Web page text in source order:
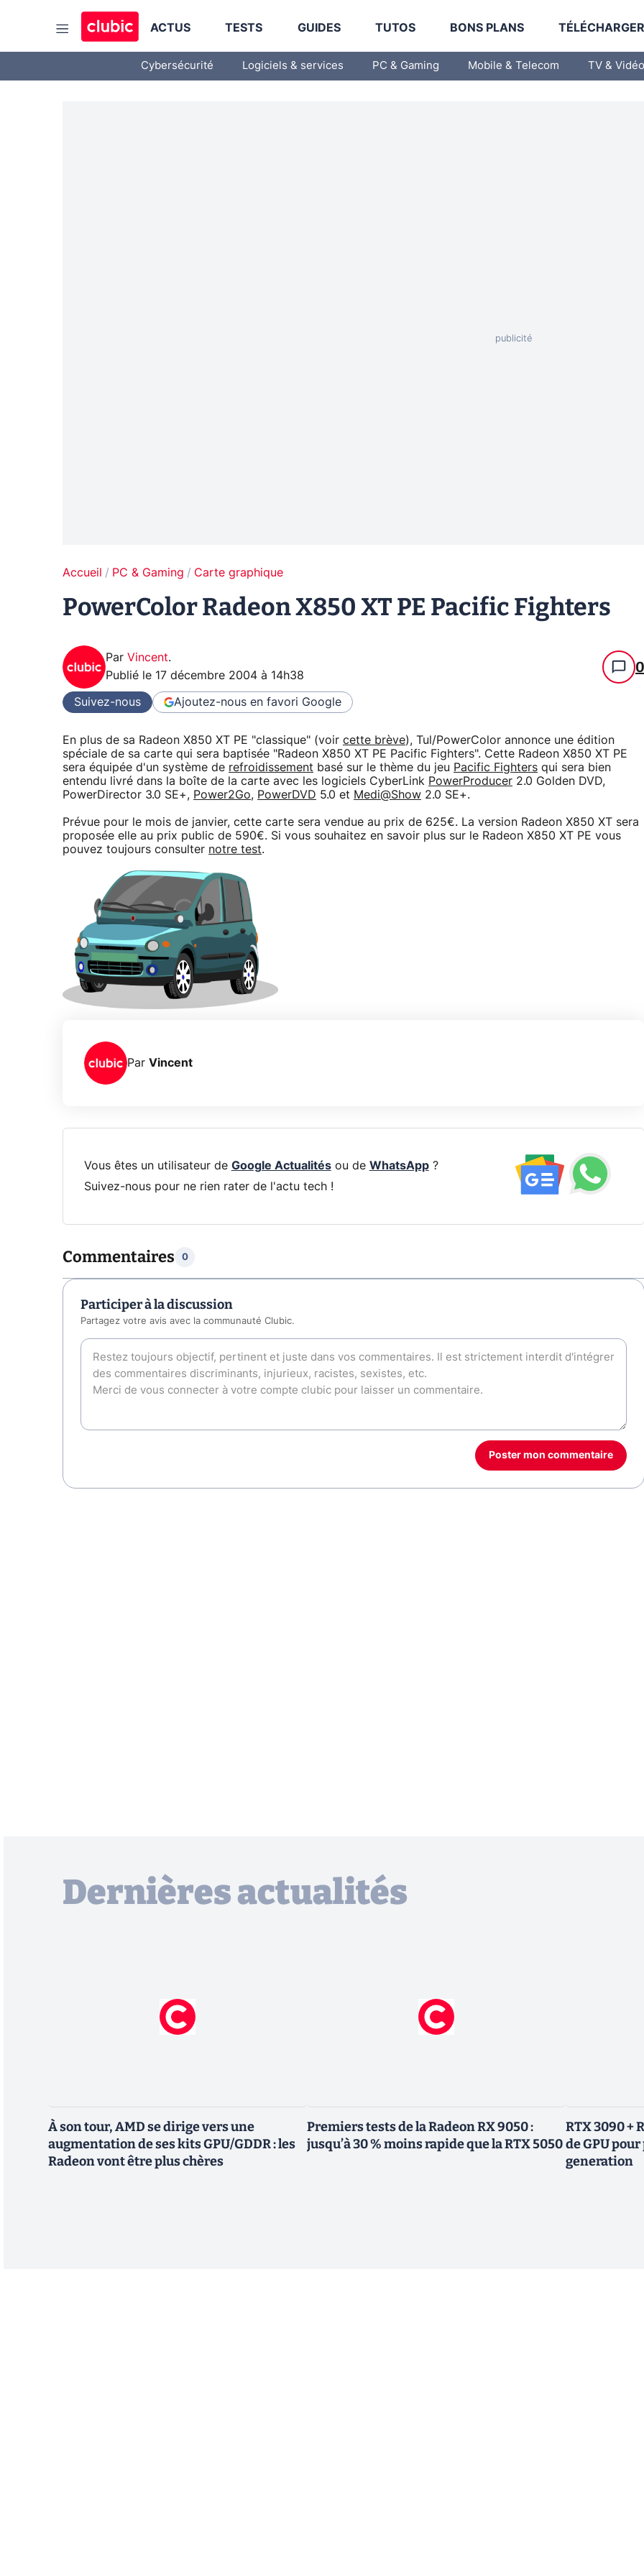
ACTUS TESTS GUIDES TUTOS BONS PLANS
Cybersécurité Logiciels & services PC & Gaming Mobile & Telecom TV & Vidéo
Accueil PC & Gaming Carte graphique
PowerColor Radeon X850 XT PE Pacific Fighters
Par Vincent.
Publié le 17 décembre 2004 à 14h38 0
Suivez-nous Ajoutez-nous en favori Google
En plus de sa Radeon X850 XT PE "classique" (voir cette brève), Tul/PowerColor annonce une édition
spéciale de sa carte qui sera baptisée "Radeon X850 XT PE Pacific Fighters". Cette Radeon X850 XT PE
sera équipée d'un système de refroidissement basé sur le thème du jeu Pacific Fighters qui sera bien
entendu livré dans la boîte de la carte avec les logiciels CyberLink PowerProducer 2.0 Golden DVD,
PowerDirector 3.0 SE+, Power2Go, PowerDVD 5.0 et Medi@Show 2.0 SE+.
Prévue pour le mois de janvier, cette carte sera vendue au prix de 625€. La version Radeon X850 XT sera
proposée elle au prix public de 590€. Si vous souhaitez en savoir plus sur le Radeon X850 XT PE vous
pouvez toujours consulter notre test.
Par Vincent
Vous êtes un utilisateur de Google Actualitésou de WhatsApp?
Suivez-nous pour ne rien rater de l'actu tech !
Commentaires 0
Participer à la discussion
Partagez votre avis avec la communauté Clubic.
Poster mon commentaire
Dernières actualités
À son tour, AMD se dirige vers une
augmentation de ses kits GPU/GDDR : les
Radeon vont être plus chères
Premiers tests de la Radeon RX 9050 :
jusqu’à 30 % moins rapide que la RTX 5050
RTX 3090 +
de GPU
generation